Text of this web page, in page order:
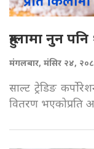
हुम्लामा नुन
मंगलबार, मंसिर २४,
साल्ट ट्रेडिङ
वितरण भएकोप्रति